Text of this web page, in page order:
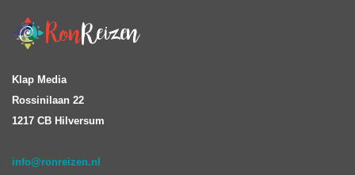
Klap Media
Rossinilaan 22
1217 CB Hilversum
info@ronreizen.nl